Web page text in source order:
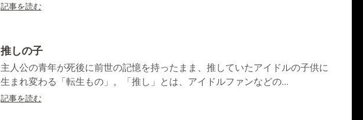
記事を読む
推しの子
主人公の青年が死後に前世の記憶を持ったまま、推していたアイドルの子供に
生まれ変わる「転生もの」。「推し」とは、アイドルファンなどの...
記事を読む